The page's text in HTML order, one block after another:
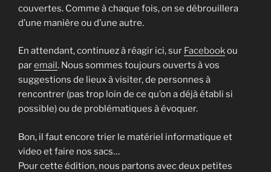
couvertes. Comme à chaque fois, on se débrouillera
d’une manière ou d’une autre.
En attendant, continuez à réagir ici, sur Facebookou
paremail. Nous sommes toujours ouverts à vos
suggestions de lieux à visiter, de personnes à
rencontrer (pas trop loin de ce qu’on a déjà établi si
possible) ou de problématiques à évoquer.
Bon, il faut encore trier le matériel informatique et
video et faire nos sacs…
Pour cette édition, nous partons avec deux petites